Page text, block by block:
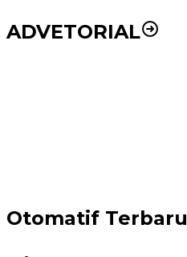
ADVETORIAL
Otomatif Terbaru